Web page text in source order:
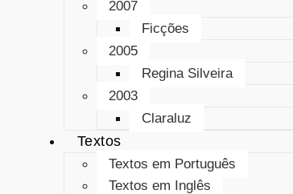
2007
Ficções
2005
Regina Silveira
2003
Claraluz
Textos
Textos em Português
Textos em Inglês